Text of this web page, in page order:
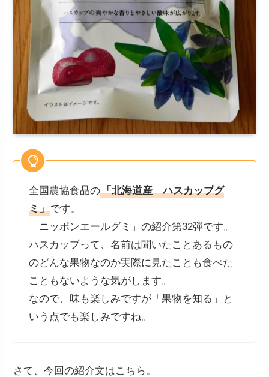
全国農協食品の「北海道産 ハスカップグ
ミ」です。
「ニッポンエールグミ」の紹介第32弾です。
ハスカップって、名前は聞いたことあるもの
のどんな果物なのか実際に見たことも食べた
こともないような気がします。
なので、味も楽しみですが「果物を知る」と
いう点でも楽しみですね。
さて、今回の紹介文はこちら。